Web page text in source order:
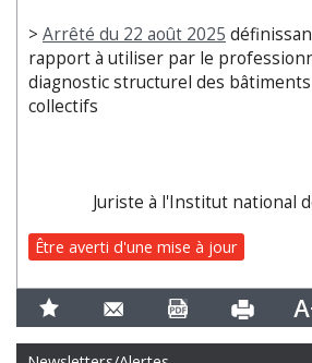
> Arrêté du 22 août 2025
rapport à utiliser par le
diagnostic structurel des
collectifs
Juriste à l'Institut national
Être averti d'une mise à jour